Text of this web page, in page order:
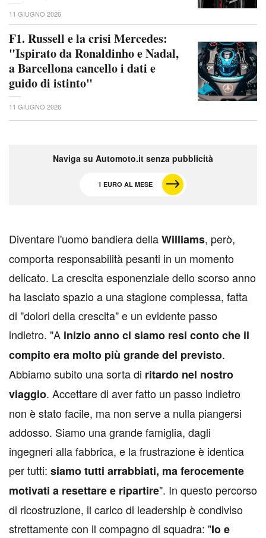
11 GIUGNO 2026
F1. Russell e la crisi Mercedes:
"Ispirato da Ronaldinho e Nadal,
a Barcellona cancello i dati e
guido di istinto"
11 GIUGNO 2026
Naviga su Automoto.it senza pubblicità
1 EURO AL MESE
Diventare l'uomo bandiera dellaWilliams, però,
comporta responsabilità pesanti in un momento
delicato. La crescita esponenziale dello scorso anno
ha lasciato spazio a una stagione complessa, fatta
di "dolori della crescita" e un evidente passo
indietro. "A inizio anno ci siamo resi conto che il
compito era molto più grande del previsto.
Abbiamo subito una sorta di ritardo nel nostro
viaggio. Accettare di aver fatto un passo indietro
non è stato facile, ma non serve a nulla piangersi
addosso. Siamo una grande famiglia, dagli
ingegneri alla fabbrica, e la frustrazione è identica
per tutti: siamo tutti arrabbiati, ma ferocemente
motivati a resettare e ripartire". In questo percorso
di ricostruzione, il carico di leadership è condiviso
strettamente con il compagno di squadra: "Io e